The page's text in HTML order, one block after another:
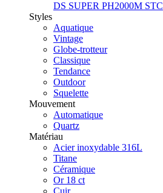
DS SUPER PH2000M STC
Styles
Aquatique
Vintage
Globe-trotteur
Classique
Tendance
Outdoor
Squelette
Mouvement
Automatique
Quartz
Matériau
Acier inoxydable 316L
Titane
Céramique
Or 18 ct